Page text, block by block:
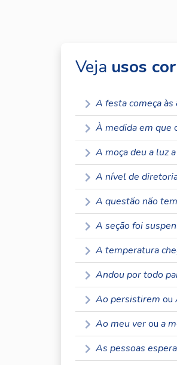
Veja usos
A festa começa às
À medida em que
A moça deu a luz
A nível de
A questão não
A seção foi
A temperatura
Andou por todo
Ao persistirem ou
Ao meu verou a
As pessoas